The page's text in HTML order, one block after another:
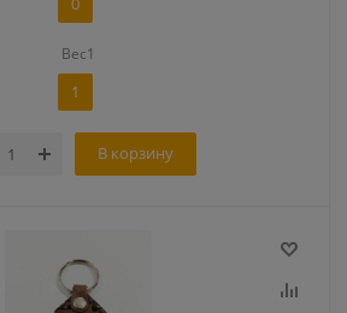
Вес1
1
В корзину